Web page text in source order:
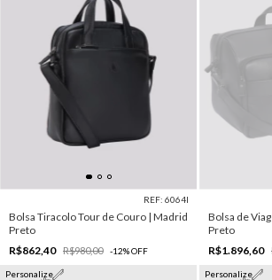
REF: 6064I
Bolsa Tiracolo Tour de Couro | Madrid
Preto
R$862,40
R$980,00 -12%OFF
Bolsa de
Preto
R$1.896,60
Personalize Personalize